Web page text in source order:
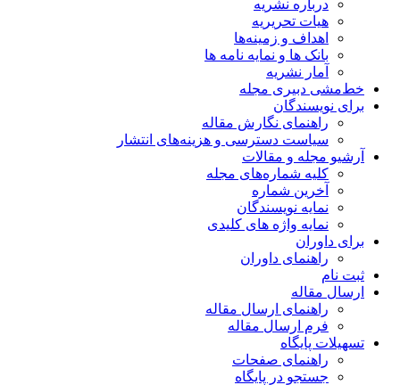
درباره نشریه
هیات تحریریه
اهداف و زمینه‌ها
بانک ها و نمایه نامه ها
آمار نشریه
خط‌مشی دبیری مجله
برای نویسندگان
راهنمای نگارش مقاله
سیاست دسترسی و هزینه‌های انتشار
آرشیو مجله و مقالات
کلیه شماره‌های مجله
آخرین شماره
نمایه نویسندگان
نمایه واژه های کلیدی
برای داوران
راهنمای داوران
ثبت نام
ارسال مقاله
راهنمای ارسال مقاله
فرم ارسال مقاله
تسهیلات پایگاه
راهنمای صفحات
جستجو در پایگاه